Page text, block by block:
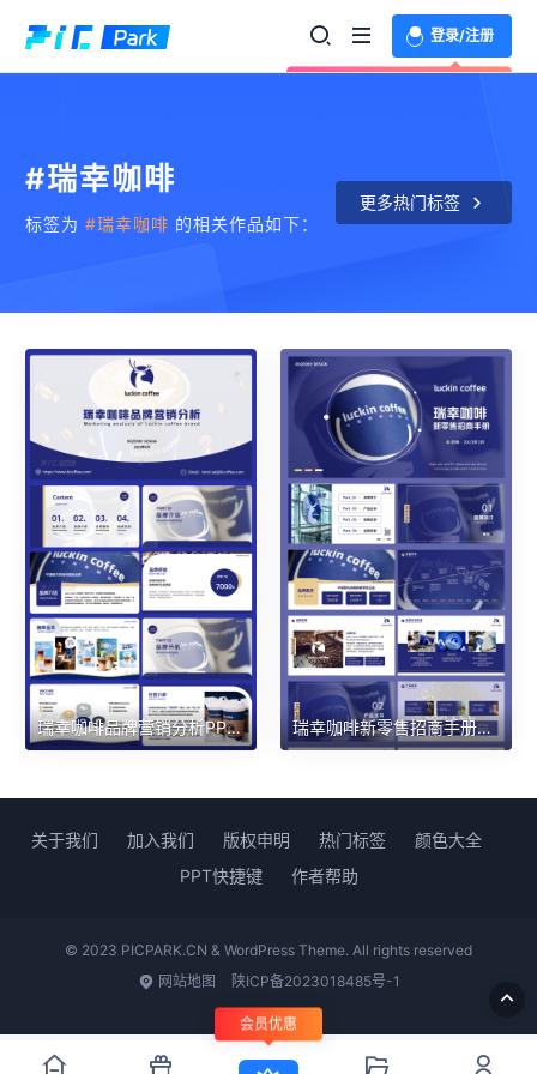
登录/注册
#瑞幸咖啡
标签为#瑞幸咖啡 的相关作品如下：
更多热门标签
瑞幸咖啡品牌营销分析PPT模板18页 瑞幸咖啡新零售招商手册PPT模板20页
关于我们 加入我们 版权申明 热门标签
颜色大全
PPT快捷键
作者帮助
© 2023 PICPARK.CN & WordPress Theme. All rights reserved
网站地图
陕ICP备2023018485号-1
会员优惠